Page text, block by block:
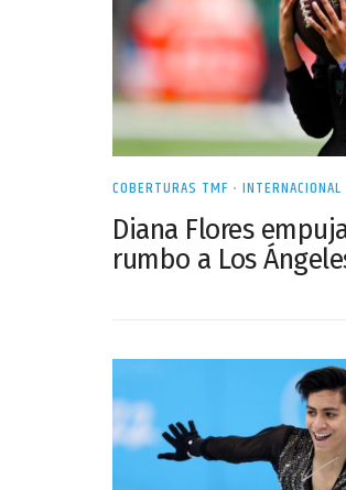
COBERTURAS TMF • INTERNACIONAL
Diana Flores
rumbo a Los